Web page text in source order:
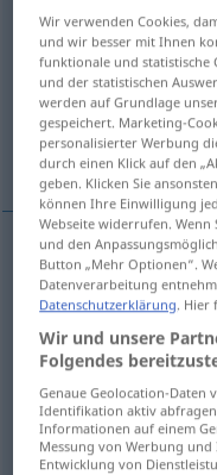
usterkaf <-i;gen-rek >
Übersicht aller
(Für mehr Details die
Mangel,
Mangelm usterka
(kleiner) Deffektm
Flüchtigkeitsfehlerm
Wir verwenden Cookies,
und wir besser mit Ihnen
funktionale und statistische
und der statistischen
werden auf Grundlage
gespeichert. Marketing-
personalisierter Werbung
durch einen Klick auf den
geben. Klicken Sie
können Ihre Einwilligung
Webseite widerrufen.
und den
Button „Mehr Optionen“.
Datenverarbeitung
Datenschutzerklärung. Hier
Wir und unsere
Folgendes
Genaue Geolocation-Daten
Identifikation aktiv
Informationen auf einem
Messung von Werbung
Entwicklung von